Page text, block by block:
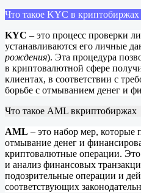
Что такое KYC в криптобиржах
KYC – это процесс проверки
устанавливаются его личные
рождения). Эта процедура
в криптовалютной сфере
клиентах, в соответствии с
борьбе с отмыванием денег и
Что такое AML вкриптобиржах
AML – это набор мер, которые
отмывание денег и
криптовалютные операции.
и анализ финансовых
подозрительные операции и
соответствующих